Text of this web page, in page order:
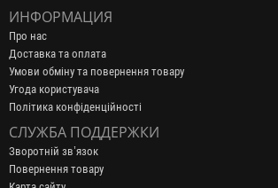
ИНФОРМАЦИЯ
Про нас
Доставка та оплата
Умови обміну та повернення товару
Угода користувача
Політика конфіденційності
СЛУЖБА ПОДДЕРЖКИ
Зворотній зв’язок
Повернення товару